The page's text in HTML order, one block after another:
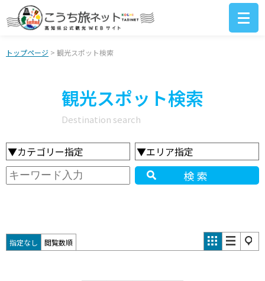
トップページ > 観光スポット検索
観光スポット検索
Destination search
▼カテゴリー指定 ▼エリア指定
検索
指定なし 閲覧数順